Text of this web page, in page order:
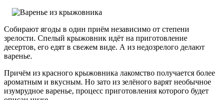
Собирают ягоды в один приём независимо от степени
зрелости. Спелый крыжовник идёт на приготовление
десертов, его едят в свежем виде. А из недозрелого делают
варенье.
Причём из красного крыжовника лакомство получается более
ароматным и вкусным. Но зато из зелёного варят необычное
изумрудное варенье, процесс приготовления которого будет